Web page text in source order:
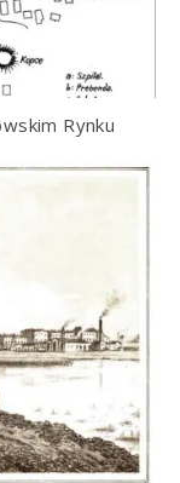
Rynku